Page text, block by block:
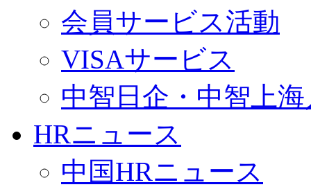
会員サービス活動
VISAサービス
中智日企・中智上
HRニュース
中国HRニュース